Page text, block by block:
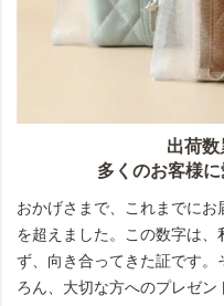
出荷数
多くのお客様に
おかげさまで、これまでに
を超えました。この数字は
ず、向き合ってきた証です
ろん、大切な方へのプレゼ